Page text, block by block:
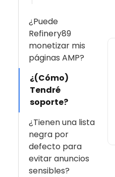
¿Puede
Refinery89
monetizar mis
páginas AMP?
¿(Cómo)
Tendré
soporte?
¿Tienen una lista
negra por
defecto para
evitar anuncios
sensibles?